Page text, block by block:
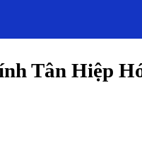
Tân Hiệp